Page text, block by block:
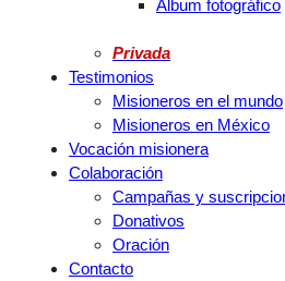
Álbum fotográfico
Privada
Testimonios
Misioneros en el mundo
Misioneros en México
Vocación misionera
Colaboración
Campañas y
Donativos
Oración
Contacto